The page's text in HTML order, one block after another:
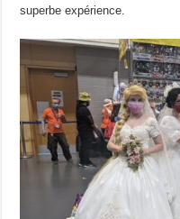
superbe expérience.